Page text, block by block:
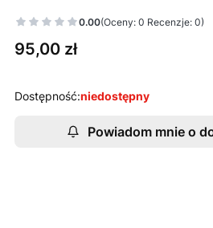
0.00(Oceny: 0 Recenzje: 0)
Cena
95,00 zł
Dostępność:niedostępny
Powiadom mnie o